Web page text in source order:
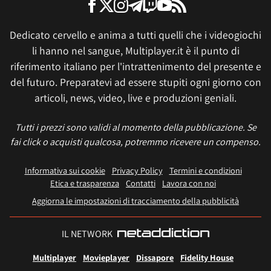
Dedicato cervello e anima a tutti quelli che i videogiochi
li hanno nel sangue, Multiplayer.it è il punto di
riferimento italiano per l'intrattenimento del presente e
del futuro. Preparatevi ad essere stupiti ogni giorno con
articoli, news, video, live e produzioni geniali.
Tutti i prezzi sono validi al momento della pubblicazione. Se
fai click o acquisti qualcosa, potremmo ricevere un compenso.
Informativa sui cookie Privacy Policy
Termini e condizioni
Etica e trasparenza Contatti
Lavora con noi
Aggiorna le impostazioni di tracciamento della pubblicità
IL NETWORK
Multiplayer Movieplayer Dissapore
Fidelity House